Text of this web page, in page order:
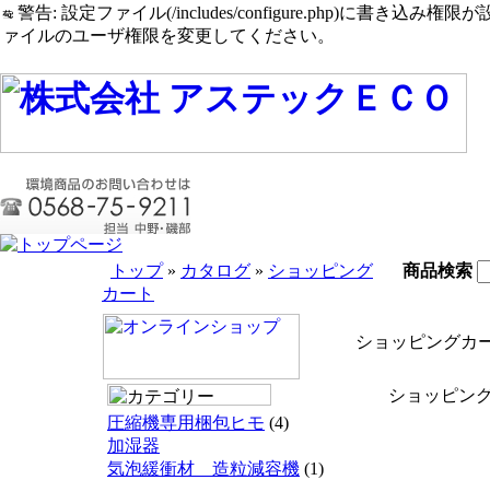
警告: 設定ファイル(/includes/configure.php)に書き込み権限が
ァイルのユーザ権限を変更してください。
トップ» カタログ » ショッピング
カート
商品検索
圧縮機専用梱包ヒモ (4)
加湿器
気泡緩衝材 造粒減容機 (1)
ショッピングカ
ショッピン